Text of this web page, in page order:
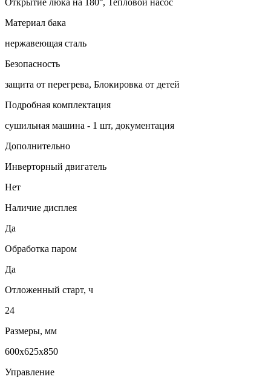
Материал бака
нержавеющая сталь
Безопасность
защита от перегрева, Блокировка от детей
Подробная комплектация
сушильная машина - 1 шт, документация
Дополнительно
Инверторный двигатель
Нет
Наличие дисплея
Да
Обработка паром
Да
Отложенный старт, ч
24
Размеры, мм
600х625х850
Управление